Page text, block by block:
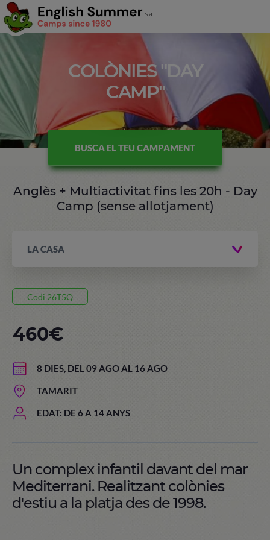
COLÒNIES "DAY
CAMP"
BUSCA EL TEU CAMPAMENT
Anglès + Multiactivitat fins les 20h - Day
Camp (sense allotjament)
LA CASA
Codi 26T5Q
8 DIES, DEL 09 AGO AL 16 AGO
TAMARIT
EDAT: DE 6 A 14 ANYS
460€
Un complex infantil davant del mar
Mediterrani. Realitzant colònies
d'estiu a la platja des de 1998.